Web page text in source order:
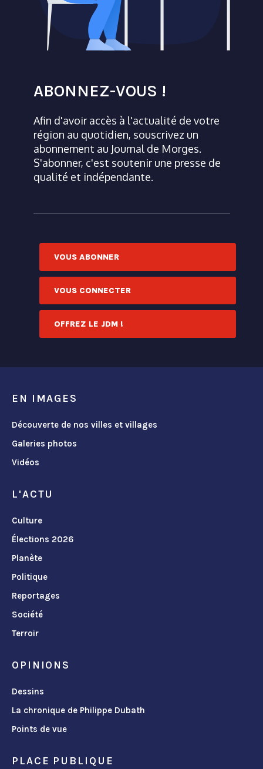
ABONNEZ-VOUS !
Afin d'avoir accès à l'actualité de votre
région au quotidien, souscrivez un
abonnement au Journal de Morges.
S'abonner, c'est soutenir une presse de
qualité et indépendante.
VOUS ABONNER
VOUS CONNECTER
OFFREZ LE JDM !
EN IMAGES
Découverte de nos villes et villages
Galeries photos
Vidéos
L'ACTU
Culture
Élections 2026
Planète
Politique
Reportages
Société
Terroir
OPINIONS
Dessins
La chronique de Philippe Dubath
Points de vue
PLACE PUBLIQUE